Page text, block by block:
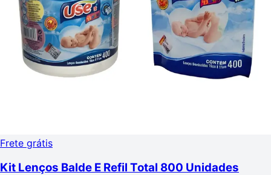
Frete grátis
Kit Lenços Balde E Refil Total 800 Unidades